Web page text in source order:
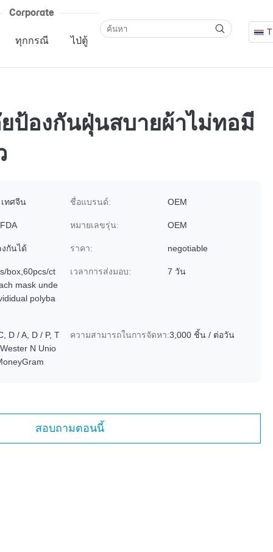
Corporate
ทุกกรณี ไป่ตู้
ป้องกันฝุ่นสบายผ้าไม่ทอมี
ทศจีน ชื่อแบรนด์: OEM
หมายเลขรุ่น: OEM
กันได้ ราคา: negotiable
box,60pcs/ct
mask unde
polyba
เวลาการส่งมอบ: 7 วัน
D / A, D / P, T
N Unio
ความสามารถในการจัดหา:3,000 ชิ้น / ต่อวัน
สอบถามตอนนี้